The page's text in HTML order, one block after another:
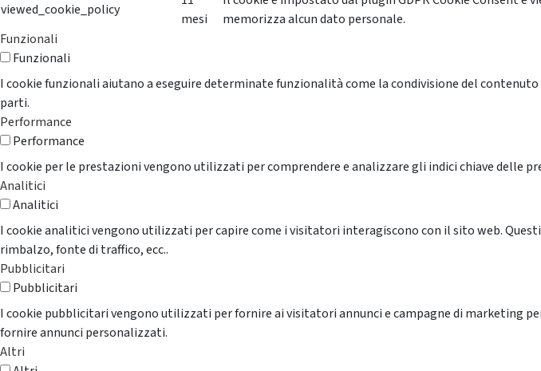
viewed_cookie_policy
mesi
memorizza alcun dato personale.
Funzionali
Funzionali
I cookie funzionali aiutano a eseguire determinate funzionalità come la condivisione del
parti.
Performance
Performance
I cookie per le prestazioni vengono utilizzati per comprendere e analizzare gli indici chiave delle
Analitici
Analitici
I cookie analitici vengono utilizzati per capire come i visitatori interagiscono con il sito web.
rimbalzo, fonte di traffico, ecc..
Pubblicitari
Pubblicitari
I cookie pubblicitari vengono utilizzati per fornire ai visitatori annunci e campagne di marketing
fornire annunci personalizzati.
Altri